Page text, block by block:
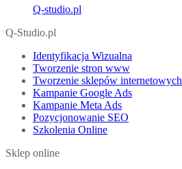
Q-studio.pl
Q-Studio.pl
Identyfikacja Wizualna
Tworzenie stron www
Tworzenie sklepów internetowych
Kampanie Google Ads
Kampanie Meta Ads
Pozycjonowanie SEO
Szkolenia Online
Sklep online